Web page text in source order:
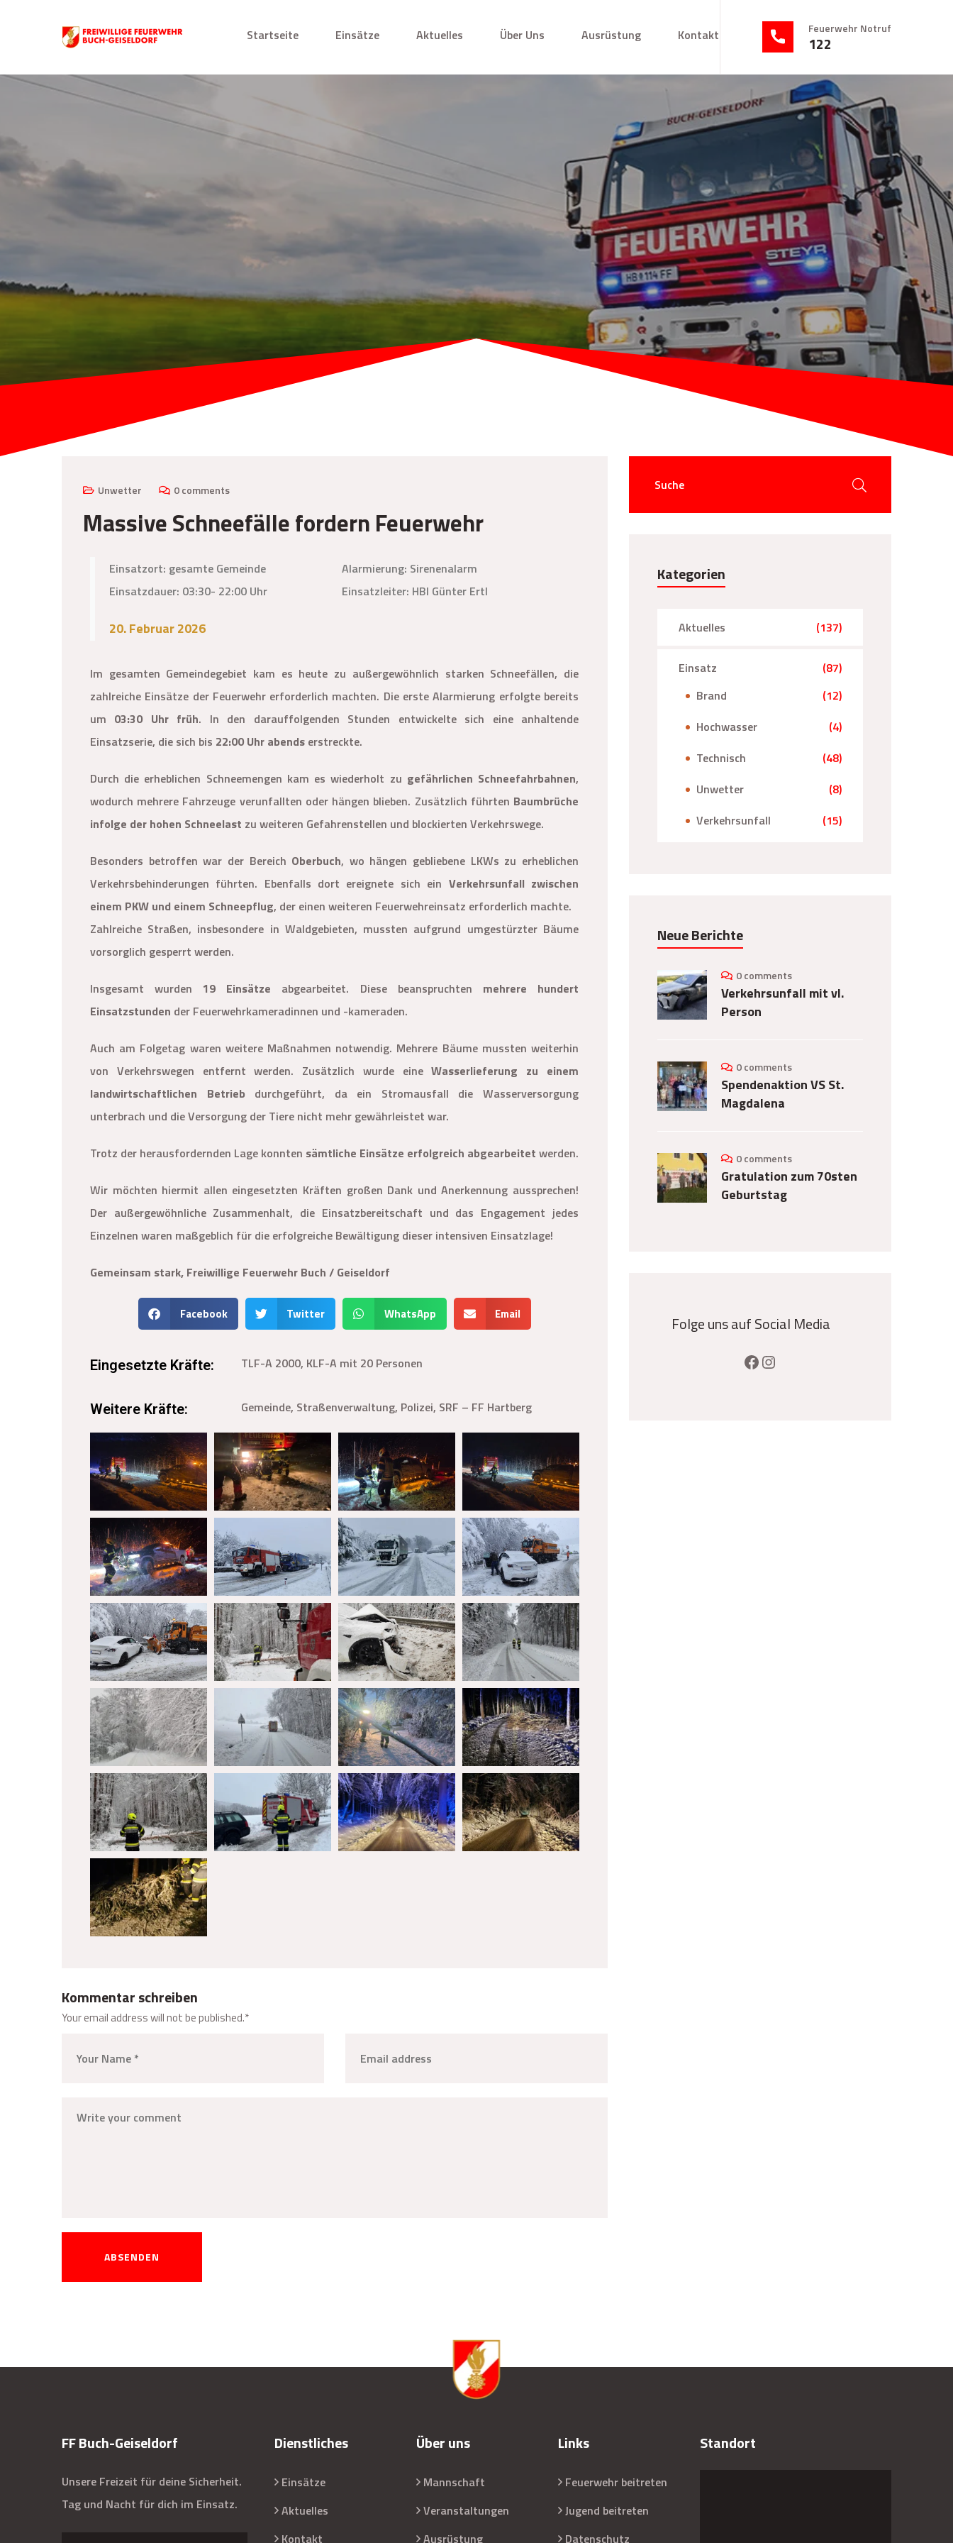
Startseite Einsätze Aktuelles Über Uns Ausrüstung Kontakt Feuerwehr Notruf
122
Unwetter 0 comments
Massive Schneefälle fordern Feuerwehr
Einsatzort: gesamte Gemeinde
Einsatzdauer: 03:30- 22:00 Uhr
20. Februar 2026
Alarmierung: Sirenenalarm
Einsatzleiter: HBI Günter Ertl
Im gesamten Gemeindegebiet kam es heute zu außergewöhnlich starken Schneefällen, die
zahlreiche Einsätze der Feuerwehr erforderlich machten. Die erste Alarmierung erfolgte bereits
um 03:30 Uhr früh. In den darauffolgenden Stunden entwickelte sich eine anhaltende
Einsatzserie, die sich bis 22:00 Uhr abends erstreckte.
Durch die erheblichen Schneemengen kam es wiederholt zu gefährlichen Schneefahrbahnen,
wodurch mehrere Fahrzeuge verunfallten oder hängen blieben. Zusätzlich führten Baumbrüche
infolge der hohen Schneelast zu weiteren Gefahrenstellen und blockierten Verkehrswege.
Besonders betroffen war der Bereich Oberbuch, wo hängen gebliebene LKWs zu erheblichen
Verkehrsbehinderungen führten. Ebenfalls dort ereignete sich ein Verkehrsunfall zwischen
einem PKW und einem Schneepflug, der einen weiteren Feuerwehreinsatz erforderlich machte.
Zahlreiche Straßen, insbesondere in Waldgebieten, mussten aufgrund umgestürzter Bäume
vorsorglich gesperrt werden.
Insgesamt wurden 19 Einsätze abgearbeitet. Diese beanspruchten mehrere hundert
Einsatzstunden der Feuerwehrkameradinnen und -kameraden.
Auch am Folgetag waren weitere Maßnahmen notwendig. Mehrere Bäume mussten weiterhin
von Verkehrswegen entfernt werden. Zusätzlich wurde eineWasserlieferung zu einem
landwirtschaftlichen Betrieb durchgeführt, da ein Stromausfall die Wasserversorgung
unterbrach und die Versorgung der Tiere nicht mehr gewährleistet war.
Trotz der herausfordernden Lage konnten sämtliche Einsätze erfolgreich abgearbeitet werden.
Wir möchten hiermit allen eingesetzten Kräften großen Dank und Anerkennung aussprechen!
Der außergewöhnliche Zusammenhalt, die Einsatzbereitschaft und das Engagement jedes
Einzelnen waren maßgeblich für die erfolgreiche Bewältigung dieser intensiven Einsatzlage!
Gemeinsam stark, Freiwillige Feuerwehr Buch / Geiseldorf
Facebook Twitter WhatsApp Email
Eingesetzte Kräfte: TLF-A 2000, KLF-A mit 20 Personen
Weitere Kräfte: Gemeinde, Straßenverwaltung, Polizei, SRF – FF Hartberg
Kommentar schreiben
Your email address will not be published.*
ABSENDEN
Kategorien
Aktuelles (137)
Einsatz
(87)
Brand
(12)
Hochwasser
(4)
Technisch
(48)
Unwetter
(8)
Verkehrsunfall
(15)
Neue Berichte
0 comments
Verkehrsunfall mit vl.
Person
0 comments
Spendenaktion VS St.
Magdalena
0 comments
Gratulation zum 70sten
Geburtstag
Folge uns auf Social Media
FF Buch-Geiseldorf
Unsere Freizeit für deine Sicherheit.
Tag und Nacht für dich im Einsatz.
Dienstliches
Einsätze
Aktuelles
Kontakt
Über uns
Mannschaft
Veranstaltungen
Ausrüstung
Links
Feuerwehr beitreten
Jugend beitreten
Datenschutz
Standort